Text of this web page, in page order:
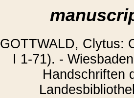
GOTTWALD, Clytus:
I 1-71). -
Handschriften